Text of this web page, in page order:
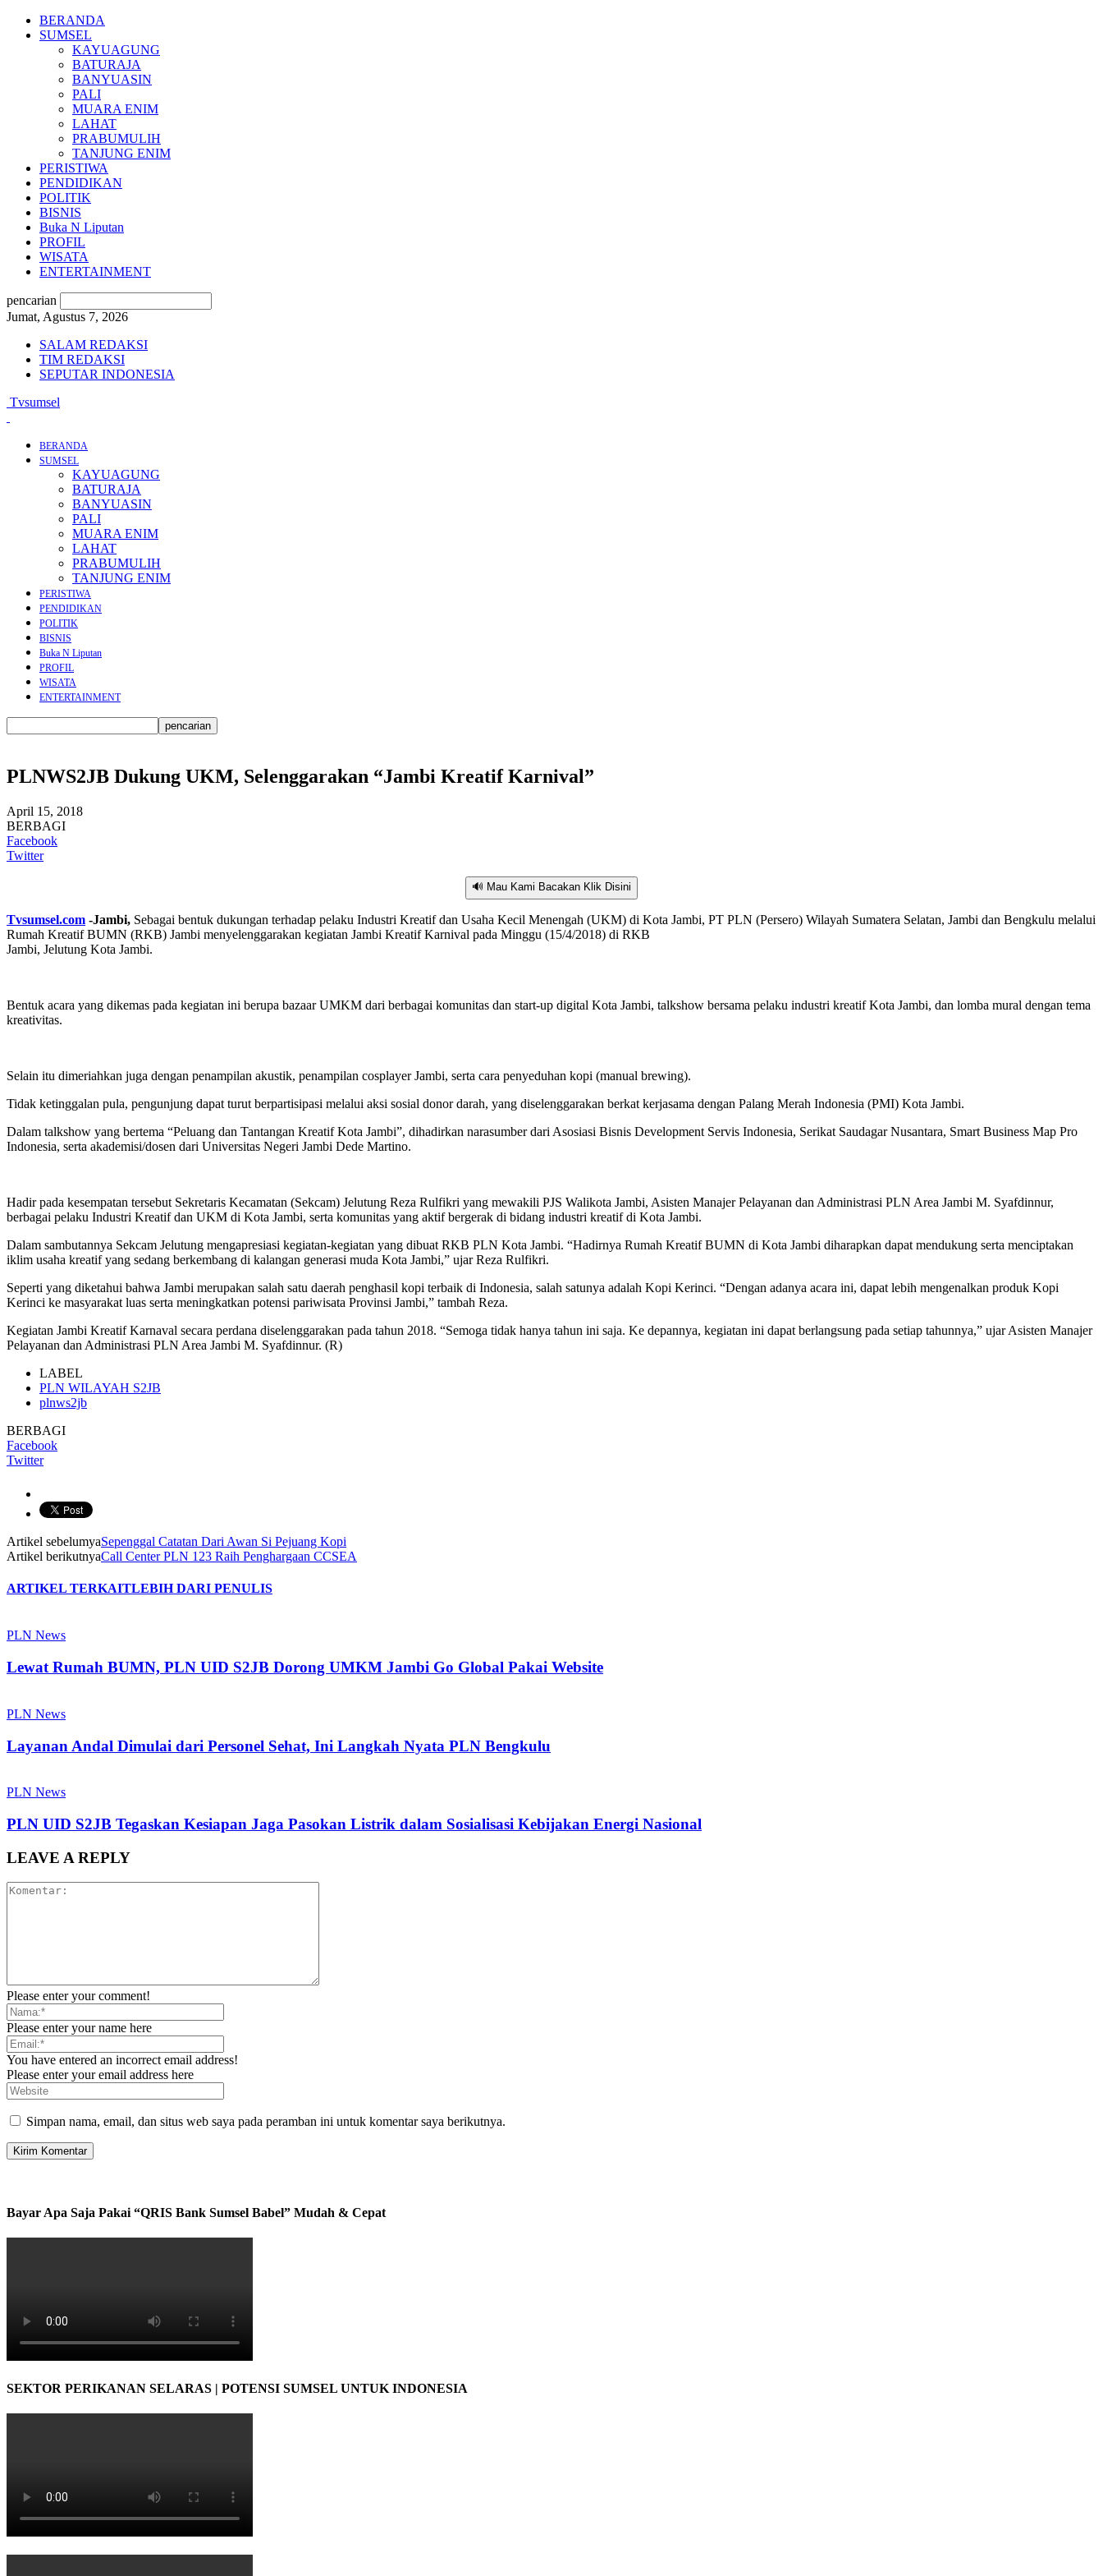
BERANDA
SUMSEL
KAYUAGUNG
BATURAJA
BANYUASIN
PALI
MUARA ENIM
LAHAT
PRABUMULIH
TANJUNG ENIM
PERISTIWA
PENDIDIKAN
POLITIK
BISNIS
Buka N Liputan
PROFIL
WISATA
ENTERTAINMENT
pencarian
Jumat, Agustus 7, 2026
SALAM REDAKSI
TIM REDAKSI
SEPUTAR INDONESIA
Tvsumsel
BERANDA
SUMSEL
KAYUAGUNG
BATURAJA
BANYUASIN
PALI
MUARA ENIM
LAHAT
PRABUMULIH
TANJUNG ENIM
PERISTIWA
PENDIDIKAN
POLITIK
BISNIS
Buka N Liputan
PROFIL
WISATA
ENTERTAINMENT
PLNWS2JB Dukung UKM, Selenggarakan “Jambi Kreatif Karnival”
April 15, 2018
BERBAGI
Facebook
Twitter
🔊 Mau Kami Bacakan Klik Disini
Tvsumsel.com -Jambi, Sebagai bentuk dukungan terhadap pelaku Industri Kreatif dan Usaha Kecil Menengah (UKM) di Kota Jambi, PT PLN (Persero) Wilayah Sumatera Selatan, Jambi dan Bengkulu melalui
Rumah Kreatif BUMN (RKB) Jambi menyelenggarakan kegiatan Jambi Kreatif Karnival pada Minggu (15/4/2018) di RKB
Jambi, Jelutung Kota Jambi.
Bentuk acara yang dikemas pada kegiatan ini berupa bazaar UMKM dari berbagai komunitas dan start-up digital Kota Jambi, talkshow bersama pelaku industri kreatif Kota Jambi, dan lomba mural dengan tema
kreativitas.
Selain itu dimeriahkan juga dengan penampilan akustik, penampilan cosplayer Jambi, serta cara penyeduhan kopi (manual brewing).
Tidak ketinggalan pula, pengunjung dapat turut berpartisipasi melalui aksi sosial donor darah, yang diselenggarakan berkat kerjasama dengan Palang Merah Indonesia (PMI) Kota Jambi.
Dalam talkshow yang bertema “Peluang dan Tantangan Kreatif Kota Jambi”, dihadirkan narasumber dari Asosiasi Bisnis Development Servis Indonesia, Serikat Saudagar Nusantara, Smart Business Map Pro
Indonesia, serta akademisi/dosen dari Universitas Negeri Jambi Dede Martino.
Hadir pada kesempatan tersebut Sekretaris Kecamatan (Sekcam) Jelutung Reza Rulfikri yang mewakili PJS Walikota Jambi, Asisten Manajer Pelayanan dan Administrasi PLN Area Jambi M. Syafdinnur,
berbagai pelaku Industri Kreatif dan UKM di Kota Jambi, serta komunitas yang aktif bergerak di bidang industri kreatif di Kota Jambi.
Dalam sambutannya Sekcam Jelutung mengapresiasi kegiatan-kegiatan yang dibuat RKB PLN Kota Jambi. “Hadirnya Rumah Kreatif BUMN di Kota Jambi diharapkan dapat mendukung serta menciptakan
iklim usaha kreatif yang sedang berkembang di kalangan generasi muda Kota Jambi,” ujar Reza Rulfikri.
Seperti yang diketahui bahwa Jambi merupakan salah satu daerah penghasil kopi terbaik di Indonesia, salah satunya adalah Kopi Kerinci. “Dengan adanya acara ini, dapat lebih mengenalkan produk Kopi
Kerinci ke masyarakat luas serta meningkatkan potensi pariwisata Provinsi Jambi,” tambah Reza.
Kegiatan Jambi Kreatif Karnaval secara perdana diselenggarakan pada tahun 2018. “Semoga tidak hanya tahun ini saja. Ke depannya, kegiatan ini dapat berlangsung pada setiap tahunnya,” ujar Asisten Manajer
Pelayanan dan Administrasi PLN Area Jambi M. Syafdinnur. (R)
LABEL
PLN WILAYAH S2JB
plnws2jb
BERBAGI
Facebook
Twitter
Artikel sebelumyaSepenggal Catatan Dari Awan Si Pejuang Kopi
Artikel berikutnyaCall Center PLN 123 Raih Penghargaan CCSEA
ARTIKEL TERKAITLEBIH DARI PENULIS
PLN News
Lewat Rumah BUMN, PLN UID S2JB Dorong UMKM Jambi Go Global Pakai Website
PLN News
Layanan Andal Dimulai dari Personel Sehat, Ini Langkah Nyata PLN Bengkulu
PLN News
PLN UID S2JB Tegaskan Kesiapan Jaga Pasokan Listrik dalam Sosialisasi Kebijakan Energi Nasional
LEAVE A REPLY
Please enter your comment!
Please enter your name here
You have entered an incorrect email address!
Please enter your email address here
Simpan nama, email, dan situs web saya pada peramban ini untuk komentar saya berikutnya.
Bayar Apa Saja Pakai “QRIS Bank Sumsel Babel” Mudah & Cepat
SEKTOR PERIKANAN SELARAS | POTENSI SUMSEL UNTUK INDONESIA